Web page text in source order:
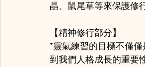
晶、鼠尾草等來保護修
【精神修行部分】
*靈氣練習的目標不僅
到我們人格成長的重要